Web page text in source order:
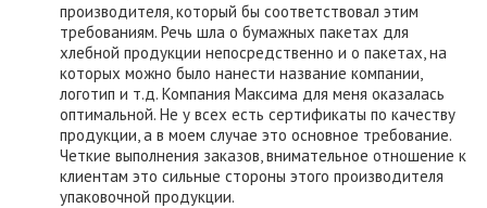
производителя, который бы соответствовал этим
требованиям. Речь шла о бумажных пакетах для
хлебной продукции непосредственно и о пакетах, на
которых можно было нанести название компании,
логотип и т.д. Компания Максима для меня оказалась
оптимальной. Не у всех есть сертификаты по качеству
продукции, а в моем случае это основное требование.
Четкие выполнения заказов, внимательное отношение к
клиентам это сильные стороны этого производителя
упаковочной продукции.